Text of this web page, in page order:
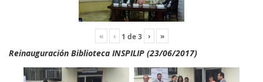
« ‹ 1 de3 › »
Reinauguración Biblioteca INSPILIP (23/06/2017)